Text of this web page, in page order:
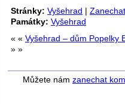
Stránky: Vyšehrad |
Památky: Vyšehrad
« « Vyšehrad – dům Popelky
» »
Můžete nám zanechat